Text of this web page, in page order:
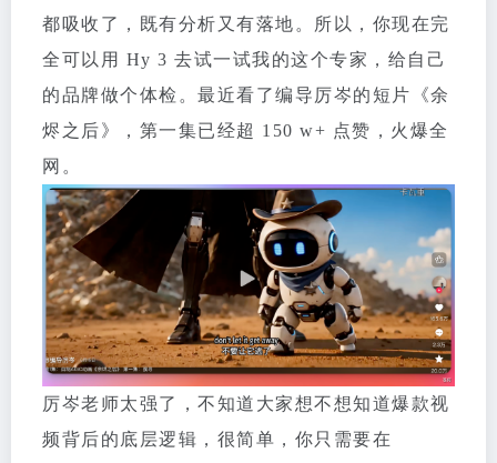
都吸收了，既有分析又有落地。所以，你现在完
全可以用 Hy 3 去试一试我的这个专家，给自己
的品牌做个体检。最近看了编导厉岑的短片《余
烬之后》，第一集已经超 150 w+ 点赞，火爆全
网。
厉岑老师太强了，不知道大家想不想知道爆款视
频背后的底层逻辑，很简单，你只需要在